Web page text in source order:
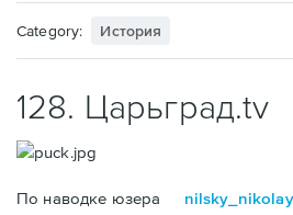
Category: История
128. Царьград.tv
По наводке юзера nilsky_nikolay